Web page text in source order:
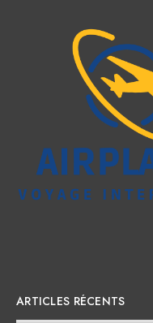
ARTICLES RÉCENTS